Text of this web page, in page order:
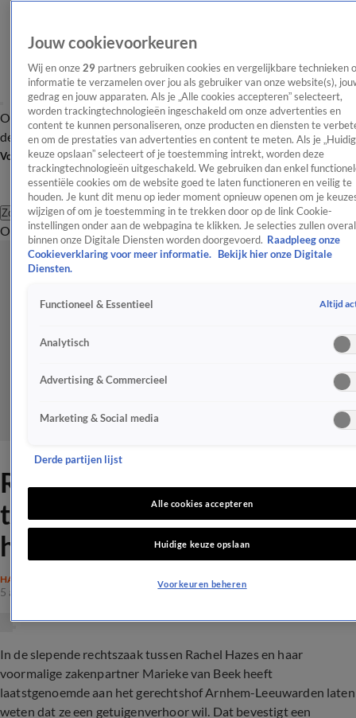
OverzichtAfleveringen Entertainment TV Algemeen
Tip
de redactieNieuwsbrief
Volg Shownieuws
Zoeken
OverzichtEntertainmentSpraakmakendRealityCrimeVideo's
Rachel Hazes lijkt het pittig
te krijgen in rechtszaak over
huurovereenkomst
HAZES
5 apr 2023, 17:48
In de slepende rechtszaak tussen Rachel Hazes en haar
voormalige zakenpartner Marieke van Beek heeft
laatstgenoemde aan het gerechtshof Arnhem-Leeuwarden laten
weten dat ze een getuigenverhoor wil. Dat bevestigt een
Jouw cookievoorkeuren
Wij en onze 29 partners gebruiken cookies en vergelijkbare technieken
informatie te verzamelen over jou als gebruiker van onze website(s),
gedrag en jouw apparaten. Als je „Alle cookies accepteren” selecteert,
worden trackingtechnologieën ingeschakeld om onze advertenties en
content te kunnen personaliseren, onze producten en diensten te
en om de prestaties van advertenties en content te meten. Als je
keuze opslaan” selecteert of je toestemming intrekt, worden deze
trackingtechnologieën uitgeschakeld. We gebruiken dan enkel
essentiële cookies om de website goed te laten functioneren en veilig te
houden. Je kunt dit menu op ieder moment opnieuw openen om je
wijzigen of om je toestemming in te trekken door op de link Cookie-
instellingen onder aan de webpagina te klikken. Je selecties zullen overal
binnen onze Digitale Diensten worden doorgevoerd. Raadpleeg onze
Cookieverklaring voor meer informatie.
Bekijk hier onze Digitale
Diensten.
Functioneel & Essentieel Altijd
Analytisch
Advertising & Commercieel
Marketing & Social media
Derde partijen lijst
Alle cookies accepteren
Huidige keuze opslaan
Voorkeuren beheren